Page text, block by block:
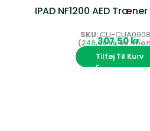
IPAD NF1200 AED
SKU: CU-
kr.
246,00kr.
Tilføj Til Kurv